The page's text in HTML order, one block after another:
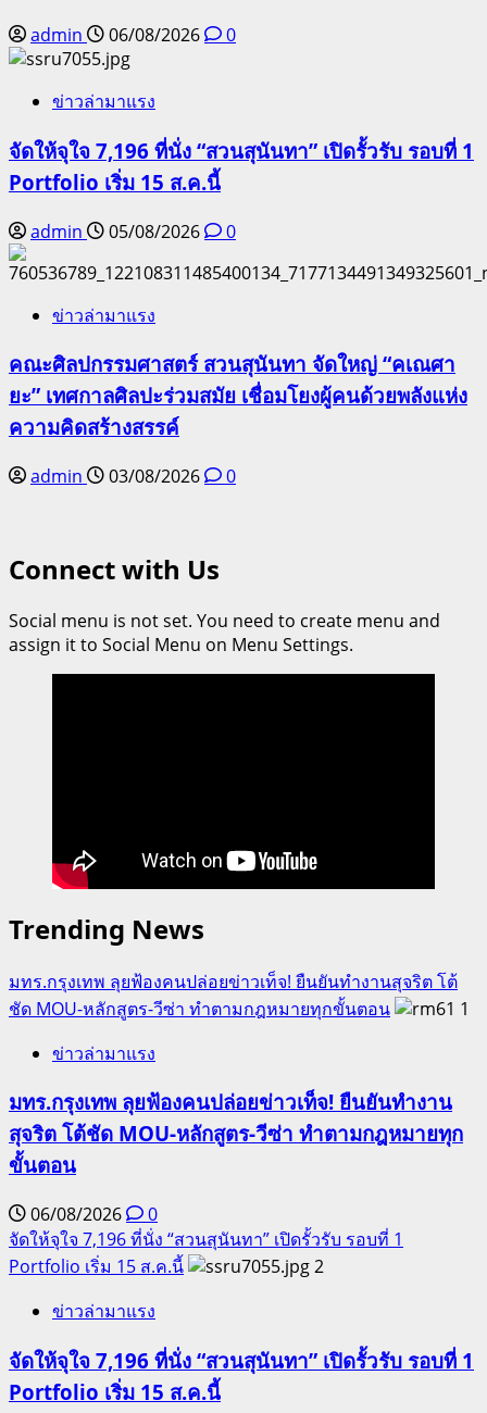
admin 06/08/2026 0
ข่าวล่ามาแรง
จัดให้จุใจ 7,196 ที่นั่ง “สวนสุนันทา” เปิดรั้วรับ รอบที่ 1
Portfolio เริ่ม 15 ส.ค.นี้
admin 05/08/2026 0
ข่าวล่ามาแรง
คณะศิลปกรรมศาสตร์ สวนสุนันทา จัดใหญ่ “คเณศา
ยะ” เทศกาลศิลปะร่วมสมัย เชื่อมโยงผู้คนด้วยพลังแห่ง
ความคิดสร้างสรรค์
admin 03/08/2026 0
Connect with Us
Social menu is not set. You need to create menu and
assign it to Social Menu on Menu Settings.
Trending News
มทร.กรุงเทพ ลุยฟ้องคนปล่อยข่าวเท็จ! ยืนยันทำงานสุจริต โต้
ชัด MOU-หลักสูตร-วีซ่า ทำตามกฎหมายทุกขั้นตอน
1
ข่าวล่ามาแรง
มทร.กรุงเทพ ลุยฟ้องคนปล่อยข่าวเท็จ! ยืนยันทำงาน
สุจริต โต้ชัด MOU-หลักสูตร-วีซ่า ทำตามกฎหมายทุก
ขั้นตอน
06/08/2026
0
จัดให้จุใจ 7,196 ที่นั่ง “สวนสุนันทา” เปิดรั้วรับ รอบที่ 1
Portfolio เริ่ม 15 ส.ค.นี้
2
ข่าวล่ามาแรง
จัดให้จุใจ 7,196 ที่นั่ง “สวนสุนันทา” เปิดรั้วรับ รอบที่ 1
Portfolio เริ่ม 15 ส.ค.นี้